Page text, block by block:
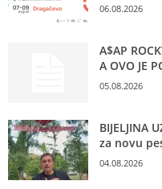
06.08.2026
A$AP
A OVO JE
05.08.2026
BIJELJINA
za novu
04.08.2026